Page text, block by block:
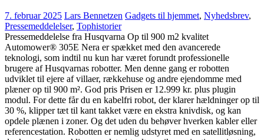
7. februar 2025 Lars Bennetzen Gadgets til hjemmet, Nyhedsbrev,
Pressemeddelelser, Tophistorier
Pressemeddelelse fra Husqvarna Op til 900 m2 kvalitet
Automower® 305E Nera er spækket med den avancerede
teknologi, som indtil nu kun har været forundt professionelle
brugere af Husqvarnas robotter. Men denne gang er robotten
udviklet til ejere af villaer, rækkehuse og andre ejendomme med
plæner op til 900 m². God pris Prisen er 12.999 kr. plus plugin
modul. For dette får du en kabelfri robot, der klarer hældninger op til
30 %, klipper tæt til kant takket være en ekstra knivdisk, og kan
opdele plænen i zoner. Og det uden du behøver hverken kabler eller
referencestation. Robotten er nemlig udstyret med en satellitløsning,